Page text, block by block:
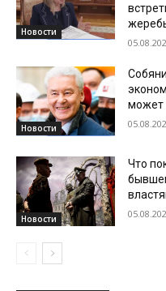
Новости
Новости
может
Новости
Что